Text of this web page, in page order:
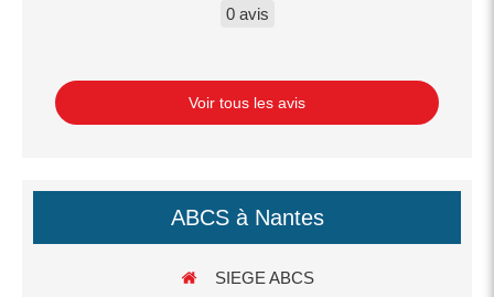
0 avis
Voir tous les avis
ABCS à Nantes
SIEGE ABCS